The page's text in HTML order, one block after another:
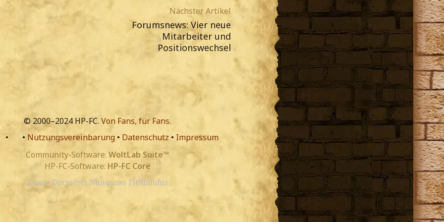
Nächster Artikel
Forumsnews: Vier neue
Mitarbeiter und
Positionswechsel
© 2000–2024 HP-FC. Von Fans, für Fans.
•
• Nutzungsvereinbarung • Datenschutz • Impressum
Community-Software: WoltLab Suite™
HP-FC-Software: HP-FC Core
Draco Dormiens Nunquam Titillandus